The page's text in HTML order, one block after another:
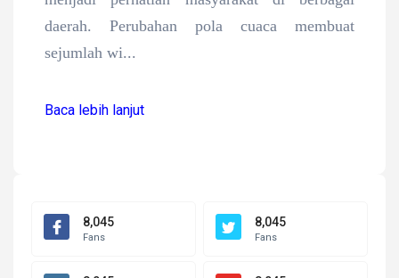
daerah. Perubahan pola cuaca membuat
sejumlah wi...
Baca lebih lanjut
8,045
Fans
8,045
Fans